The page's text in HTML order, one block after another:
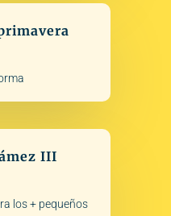
III
los + pequeños